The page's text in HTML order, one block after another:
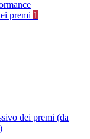
premi 1
dei premi (da